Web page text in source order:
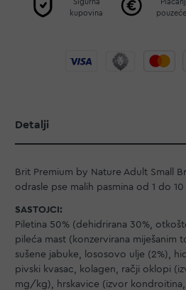
Sigurna
kupovina
Detalji
Brit Premium by Nature Adult Small
odrasle pse malih pasmina od 1 do
SASTOJCI:
Piletina 50% (dehidrirana 30%,
pileća mast (konzervirana miješanim
sušene jabuke, lososovo ulje (2%),
pivski kvasac, kolagen, račji oklopi
mg/kg), hrskavice (izvor